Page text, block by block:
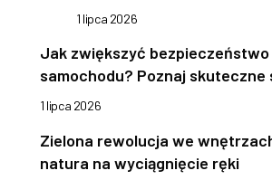
1 lipca 2026
Jak zwiększyć bezpieczeństwo
samochodu? Poznaj skuteczne
1 lipca 2026
Zielona rewolucja we
natura na wyciągnięcie ręki